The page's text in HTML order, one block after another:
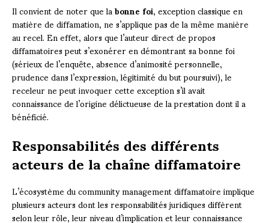
Il convient de noter que labonne foi, exception classique en
matière de diffamation, ne s’applique pas de la même manière
au recel. En effet, alors que l’auteur direct de propos
diffamatoires peut s’exonérer en démontrant sa bonne foi
(sérieux de l’enquête, absence d’animosité personnelle,
prudence dans l’expression, légitimité du but poursuivi), le
receleur ne peut invoquer cette exception s’il avait
connaissance de l’origine délictueuse de la prestation dont il a
bénéficié.
Responsabilités des différents
acteurs de la chaîne diffamatoire
L’écosystème du community management diffamatoire implique
plusieurs acteurs dont les responsabilités juridiques diffèrent
selon leur rôle, leur niveau d’implication et leur connaissance